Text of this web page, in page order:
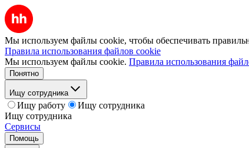
Мы используем файлы cookie, чтобы обеспечивать
Правила использования файлов cookie
Мы используем файлы cookie. Правила использования
Понятно
Ищу сотрудника
Ищу работу
Ищу сотрудника
Ищу сотрудника
Сервисы
Помощь